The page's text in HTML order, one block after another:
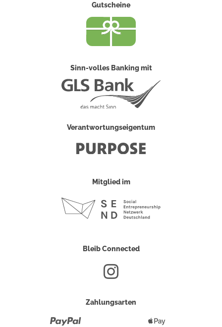
Gutscheine
Sinn-volles Banking mit
Verantwortungseigentum
Mitglied im
Bleib Connected
Zahlungsarten